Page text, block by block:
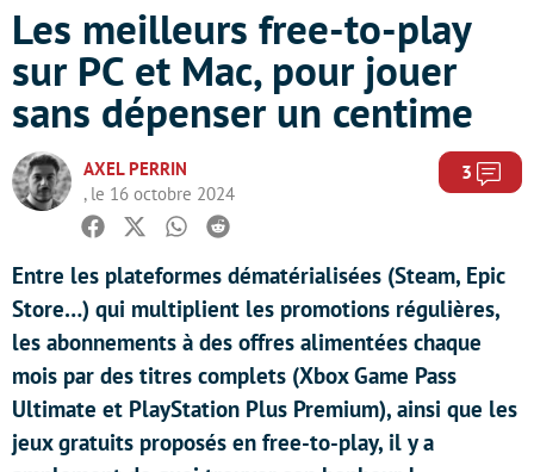
Les meilleurs free-to-play
sur PC et Mac, pour jouer
sans dépenser un centime
AXEL PERRIN
, le 16 octobre 2024
3
Facebook
TwitterWhatsapp
Reddit
Entre les plateformes dématérialisées (Steam, Epic
Store…) qui multiplient les promotions régulières,
les abonnements à des offres alimentées chaque
mois par des titres complets (Xbox Game Pass
Ultimate et PlayStation Plus Premium), ainsi que les
jeux gratuits proposés en free-to-play, il y a